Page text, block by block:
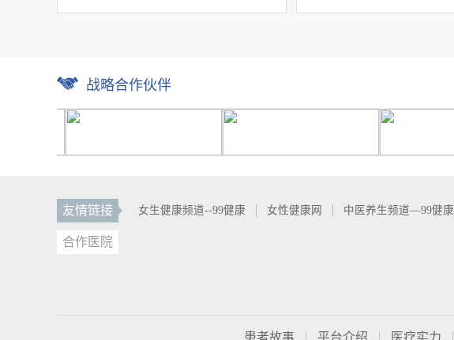
战略合作伙伴
友情链接
合作医院
女生健康频道--99健康 女性健康网 中医养生频道—99健康
患者故事 平台介绍 医疗实力